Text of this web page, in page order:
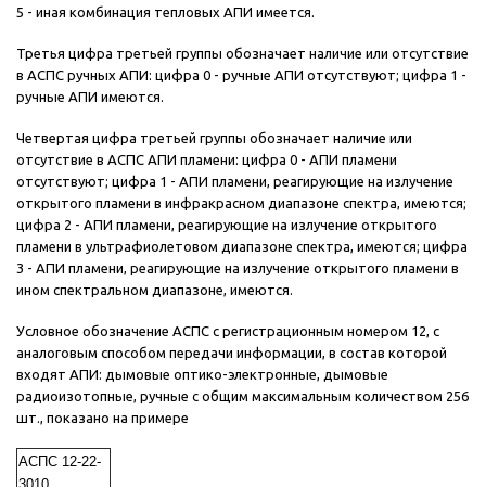
5 - иная комбинация тепловых АПИ имеется.
Третья цифра третьей группы обозначает наличие или отсутствие
в АСПС ручных АПИ: цифра 0 - ручные АПИ отсутствуют; цифра 1 -
ручные АПИ имеются.
Четвертая цифра третьей группы обозначает наличие или
отсутствие в АСПС АПИ пламени: цифра 0 - АПИ пламени
отсутствуют; цифра 1 - АПИ пламени, реагирующие на излучение
открытого пламени в инфракрасном диапазоне спектра, имеются;
цифра 2 - АПИ пламени, реагирующие на излучение открытого
пламени в ультрафиолетовом диапазоне спектра, имеются; цифра
3 - АПИ пламени, реагирующие на излучение открытого пламени в
ином спектральном диапазоне, имеются.
Условное обозначение АСПС с регистрационным номером 12, с
аналоговым способом передачи информации, в состав которой
входят АПИ: дымовые оптико-электронные, дымовые
радиоизотопные, ручные с общим максимальным количеством 256
шт., показано на примере
АСПС 12-22-